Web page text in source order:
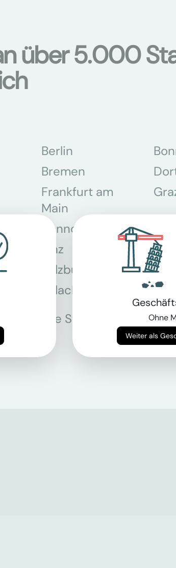
über 5.000
Berlin
Bremen
Frankfurt am
Main
Hannover
Linz
Salzburg
Villach
Wien
Alle Standorte
Ohne
Weiter als